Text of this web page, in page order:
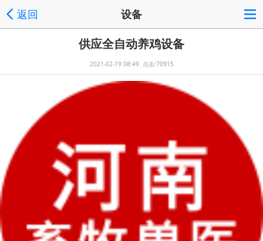
返回 设备
供应全自动养鸡设备
2021-02-19 08:49 点击:70915